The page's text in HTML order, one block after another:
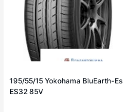
195/55/15 Yokohama BluEarth-Es
ES32 85V